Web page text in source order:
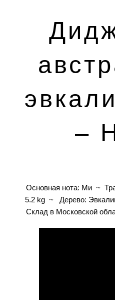
–
Основная нота: Ми ~
5.2 kg ~ Дерево:
Склад в Московской